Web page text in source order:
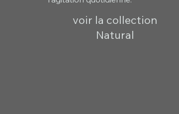
voir la collection
Natural